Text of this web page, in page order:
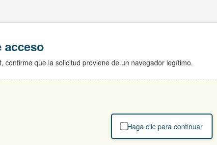
acceso
confirme que la solicitud proviene de un navegador legítimo.
Haga clic para continuar